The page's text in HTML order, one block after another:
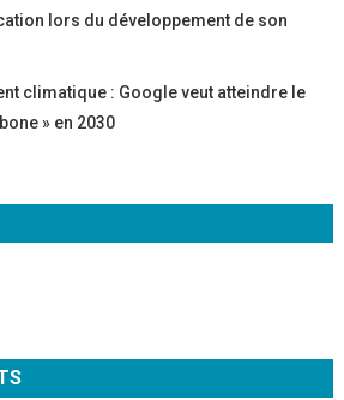
lors du développement de son
climatique : Google veut atteindre le
» en 2030